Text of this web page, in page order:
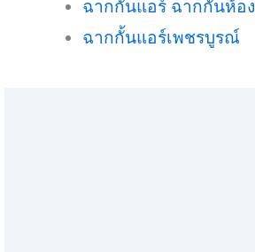
ฉากกั้นแอร์ ฉากกั้นห้อง
ฉากกั้นแอร์เพชรบูรณ์